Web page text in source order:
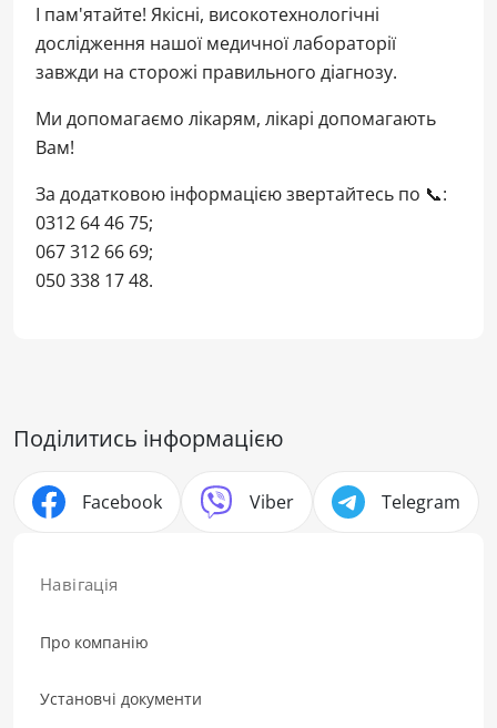
Навігація
Про компанію
Установчі документи
І пам'ятайте! Якісні, високотехнологічні
дослідження нашої медичної лабораторії
завжди на сторожі правильного діагнозу.
Ми допомагаємо лікарям, лікарі допомагають
Вам!
За додатковою інформацією звертайтесь по 📞:
0312 64 46 75;
067 312 66 69;
050 338 17 48.
Поділитись інформацією
Facebook Viber Telegram